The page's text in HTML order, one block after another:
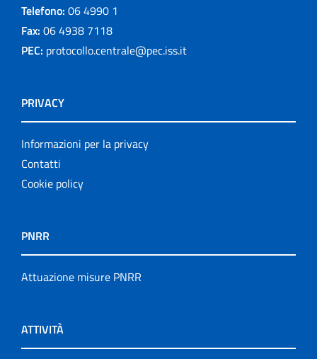
Telefono: 06 4990 1
Fax: 06 4938 7118
PEC: protocollo.centrale@pec.iss.it
PRIVACY
Informazioni per la privacy
Contatti
Cookie policy
PNRR
Attuazione misure PNRR
ATTIVITÀ